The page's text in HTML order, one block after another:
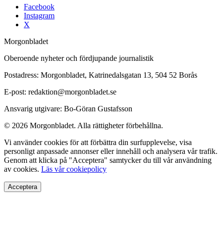
Facebook
Instagram
X
Morgonbladet
Oberoende nyheter och fördjupande journalistik
Postadress: Morgonbladet, Katrinedalsgatan 13, 504 52 Borås
E-post: redaktion@morgonbladet.se
Ansvarig utgivare: Bo-Göran Gustafsson
© 2026 Morgonbladet. Alla rättigheter förbehållna.
Vi använder cookies för att förbättra din surfupplevelse, visa
personligt anpassade annonser eller innehåll och analysera vår trafik.
Genom att klicka på "Acceptera" samtycker du till vår användning
av cookies. Läs vår cookiepolicy
Acceptera